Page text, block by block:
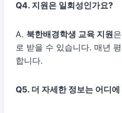
Q4. 지원은 일회성인가요?
A. 북한배경학생 교육 지원
로 받을 수 있습니다. 매년
합니다.
Q5. 더 자세한 정보는 어디